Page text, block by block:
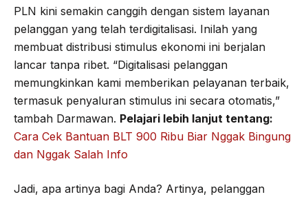
PLN kini semakin canggih dengan sistem layanan
pelanggan yang telah terdigitalisasi. Inilah yang
membuat distribusi stimulus ekonomi ini berjalan
lancar tanpa ribet. “Digitalisasi pelanggan
memungkinkan kami memberikan pelayanan terbaik,
termasuk penyaluran stimulus ini secara otomatis,”
tambah Darmawan. Pelajari lebih lanjut tentang:
Cara Cek Bantuan BLT 900 Ribu Biar Nggak Bingung
dan Nggak Salah Info
Jadi, apa artinya bagi Anda? Artinya, pelanggan